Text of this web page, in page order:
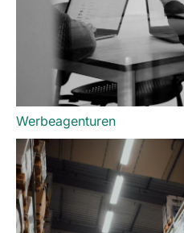
Werbeagenturen